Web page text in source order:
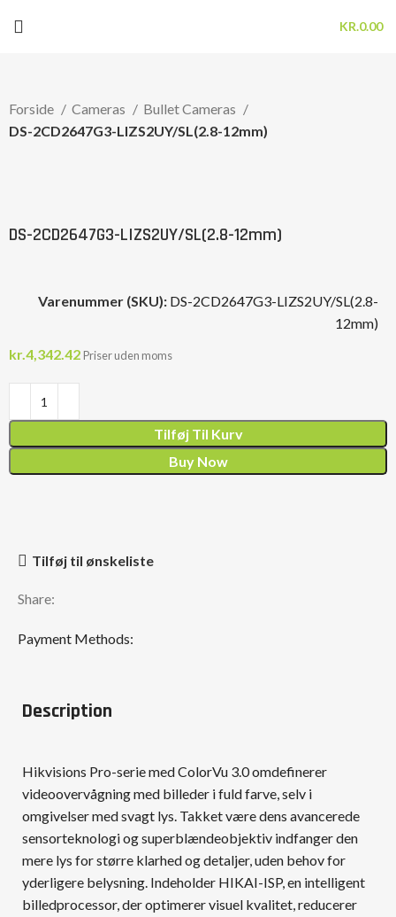
KR.0.00
Forside Cameras
Bullet Cameras
DS-2CD2647G3-LIZS2UY/SL(2.8-12mm)
DS-2CD2647G3-LIZS2UY/SL(2.8-12mm)
Varenummer (SKU): DS-2CD2647G3-LIZS2UY/SL(2.8-
12mm)
kr.4,342.42 Priser uden moms
Tilføj Til Kurv
Buy Now
Tilføj til ønskeliste
Share:
Payment Methods:
Description
Hikvisions Pro-serie med ColorVu 3.0 omdefinerer
videoovervågning med billeder i fuld farve, selv i
omgivelser med svagt lys. Takket være dens avancerede
sensorteknologi og superblændeobjektiv indfanger den
mere lys for større klarhed og detaljer, uden behov for
yderligere belysning. Indeholder HIKAI-ISP, en intelligent
billedprocessor, der optimerer visuel kvalitet, reducerer